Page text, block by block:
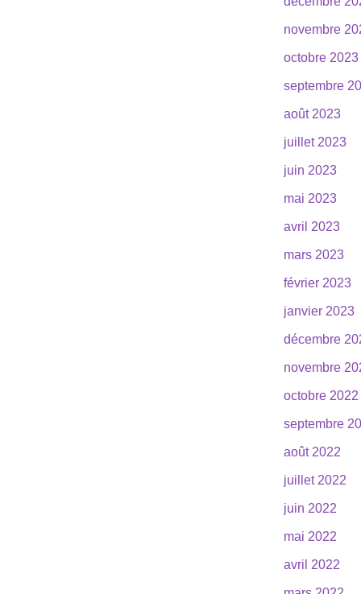
novembre
octobre 2023
septembre
août 2023
juillet 2023
juin 2023
mai 2023
avril 2023
mars 2023
février 2023
janvier 2023
décembre
novembre
octobre 2022
septembre
août 2022
juillet 2022
juin 2022
mai 2022
avril 2022